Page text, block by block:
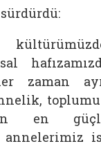
zaman
en
annelerimiz